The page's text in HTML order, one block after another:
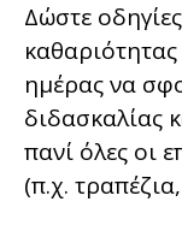
Δώστε
ημέρας να
διδασκαλίας
πανί όλες οι
(π.χ.